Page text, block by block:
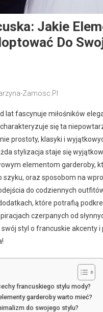
Jakie
Do
Zamosc.pl
lat fascynuje miłośników
się ta
prostoty, klasyki i
stylizacja staje się
elementom garderoby,
szyku, oraz sposobom na
do codziennych
które potrafią
czerpanych od
styl o francuskie akcenty i
francuskiego stylu mody?
garderoby warto mieć?
do swojego stylu?